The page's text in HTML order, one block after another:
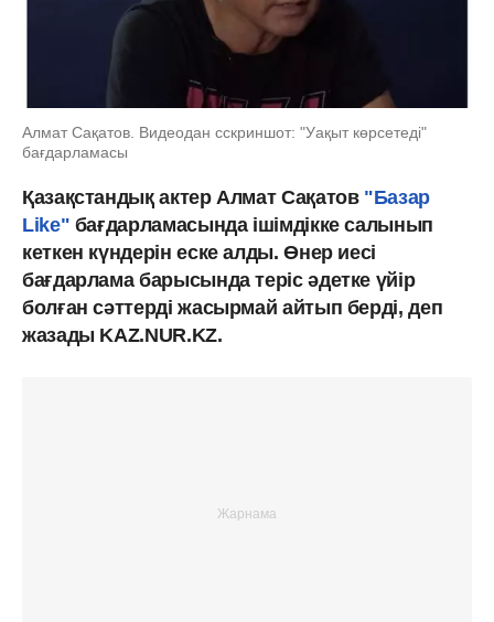
Алмат Сақатов. Видеодан сскриншот: "Уақыт көрсетеді"
бағдарламасы
Қазақстандық актер Алмат Сақатов "Базар
Like" бағдарламасында ішімдікке салынып
кеткен күндерін еске алды. Өнер иесі
бағдарлама барысында теріс әдетке үйір
болған сәттерді жасырмай айтып берді, деп
жазады KAZ.NUR.KZ.